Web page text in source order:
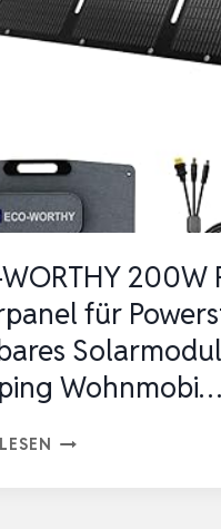
SOLARMODUL
FÜR
V2-
100W
WORTHY 200W
für
Wohnmobi…
ECO-